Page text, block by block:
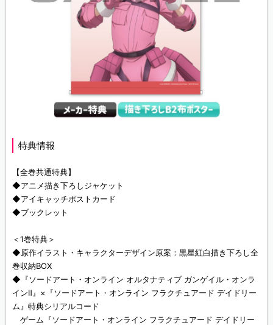
特典情報
【全巻共通特典】
◆アニメ描き下ろしジャケット
◆アイキャッチポストカード
◆ブックレット
＜1巻特典＞
◆原作イラスト・キャラクターデザイン原案：黒星紅白描き下ろし全
巻収納BOX
◆『ソードアート・オンライン オルタナティブ ガンゲイル・オンラ
インⅡ』×『ソードアート・オンライン フラクチュアード デイドリー
ム』特典シリアルコード
ゲーム『ソードアート・オンライン フラクチュアード デイドリー